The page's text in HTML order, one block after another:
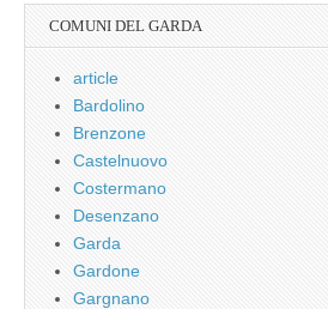
COMUNI DEL GARDA
article
Bardolino
Brenzone
Castelnuovo
Costermano
Desenzano
Garda
Gardone
Gargnano